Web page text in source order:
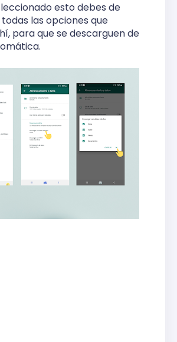
esto debes de
las opciones que
para que se descarguen de